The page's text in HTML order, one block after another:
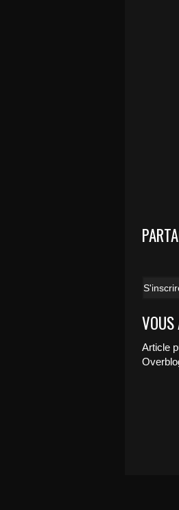
VOUS
Article